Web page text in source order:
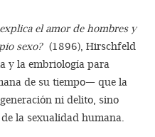
el amor de hombres y
sexo?(1896), Hirschfeld
y la embriología para
de su tiempo— que la
ni delito, sino
la sexualidad humana.